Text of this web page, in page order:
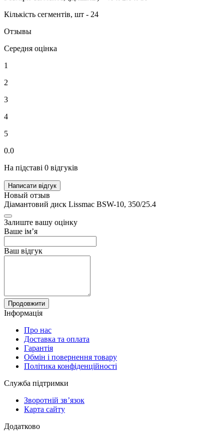
Кількість сегментів, шт - 24
Отзывы
Середня оцінка
1
2
3
4
5
0.0
На підставі 0 відгуків
Написати відгук
Новый отзыв
Діамантовий диск Lissmac BSW-10, 350/25.4
Залиште вашу оцінку
Ваше ім’я
Ваш відгук
Продовжити
Інформація
Про нас
Доставка та оплата
Гарантія
Обмін і повернення товару
Політика конфіденційності
Служба підтримки
Зворотній зв’язок
Карта сайту
Додатково